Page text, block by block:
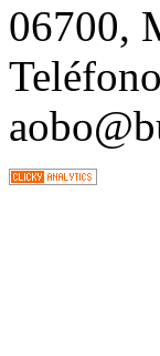
06700,